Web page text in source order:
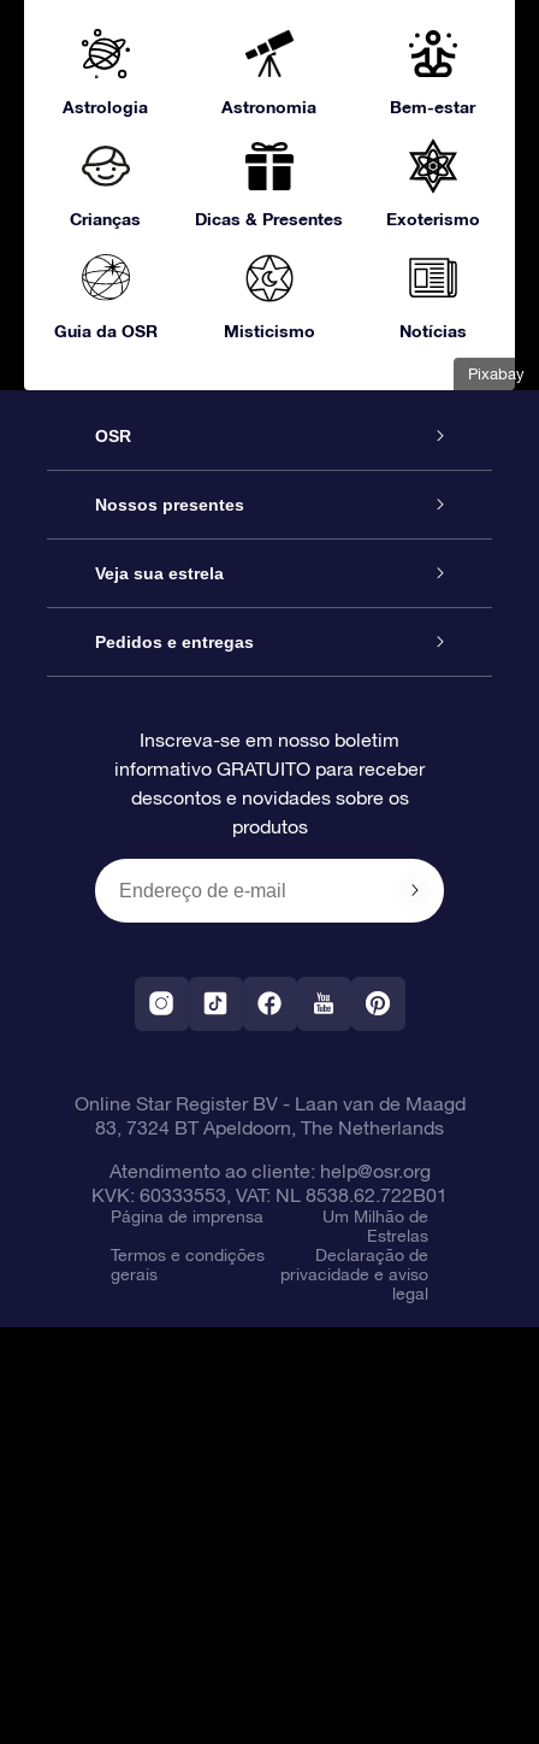
Pixabay
Astrologia Astronomia Bem-estar
Crianças Dicas & Presentes Exoterismo
Guia da OSR Misticismo Notícias
OSR
Serviço
Entre em contato conosco
Blog
Avaliações
Nossos presentes
Presente estrelar on-line
Pacote de presente da OSR
O cartão de presente da OSR
Presentes corporativos
Veja sua estrela
Star Register
Página estelar personalizada
Um Milhão de Estrelas
OSR Starsaver
Aplicativo RV Fly me to the stars
Pedidos e entregas
Informações de pagamento
Política de devolução
Constelações
Inscreva-se em nosso boletim
informativo GRATUITO para receber
descontos e novidades sobre os
produtos
Online Star Register BV- Laan van de Maagd
83, 7324 BT Apeldoorn, The Netherlands
Atendimento ao cliente: help@osr.org
KVK: 60333553, VAT: NL 8538.62.722B01
Página de imprensa
Um Milhão de
Estrelas
Termos e condições
gerais
Declaração de
privacidade e aviso
legal